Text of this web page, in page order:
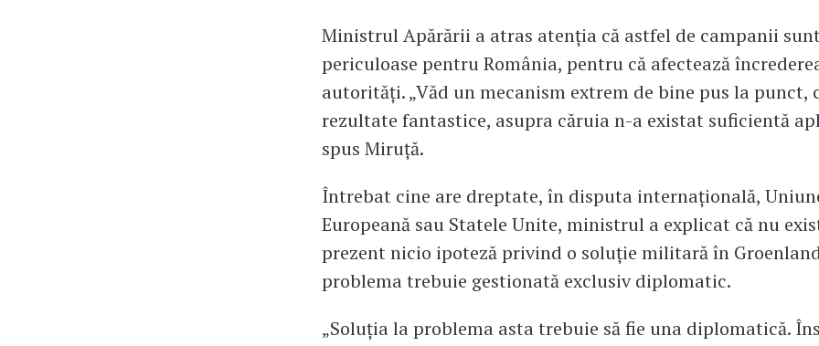
Ministrul Apărării a atras atenția că astfel de campanii
periculoase pentru România, pentru că afectează
autorități. „Văd un mecanism extrem de bine pus la punct,
rezultate fantastice, asupra căruia n-a existat suficientă
spus Miruță.
Întrebat cine are dreptate, în disputa internațională,
Europeană sau Statele Unite, ministrul a explicat că nu
prezent nicio ipoteză privind o soluție militară în
problema trebuie gestionată exclusiv diplomatic.
„Soluția la problema asta trebuie să fie una diplomatică.